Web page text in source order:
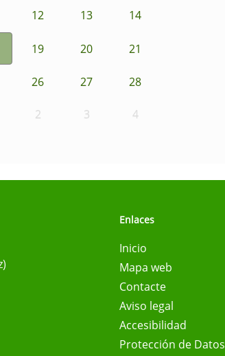
12 13 14
19 20 21
26 27 28
2 3 4
Enlaces
Inicio
Mapa web
Contacte
Aviso legal
Accesibilidad
Protección de Datos